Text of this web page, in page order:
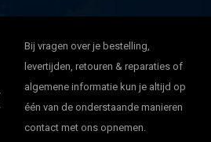
Bij vragen over je bestelling,
levertijden, retouren & reparaties of
algemene informatie kun je altijd op
één van de onderstaande manieren
contact met ons opnemen.